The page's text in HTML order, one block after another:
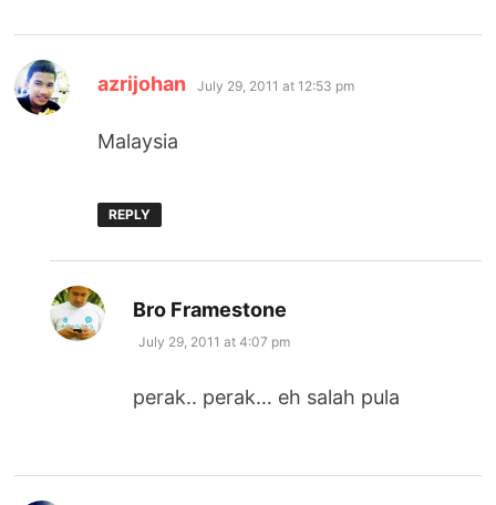
azrijohan says:
July 29, 2011 at 12:53 pm
Malaysia
REPLY
Bro Framestone
July 29, 2011 at 4:07 pm
perak.. perak… eh salah pula